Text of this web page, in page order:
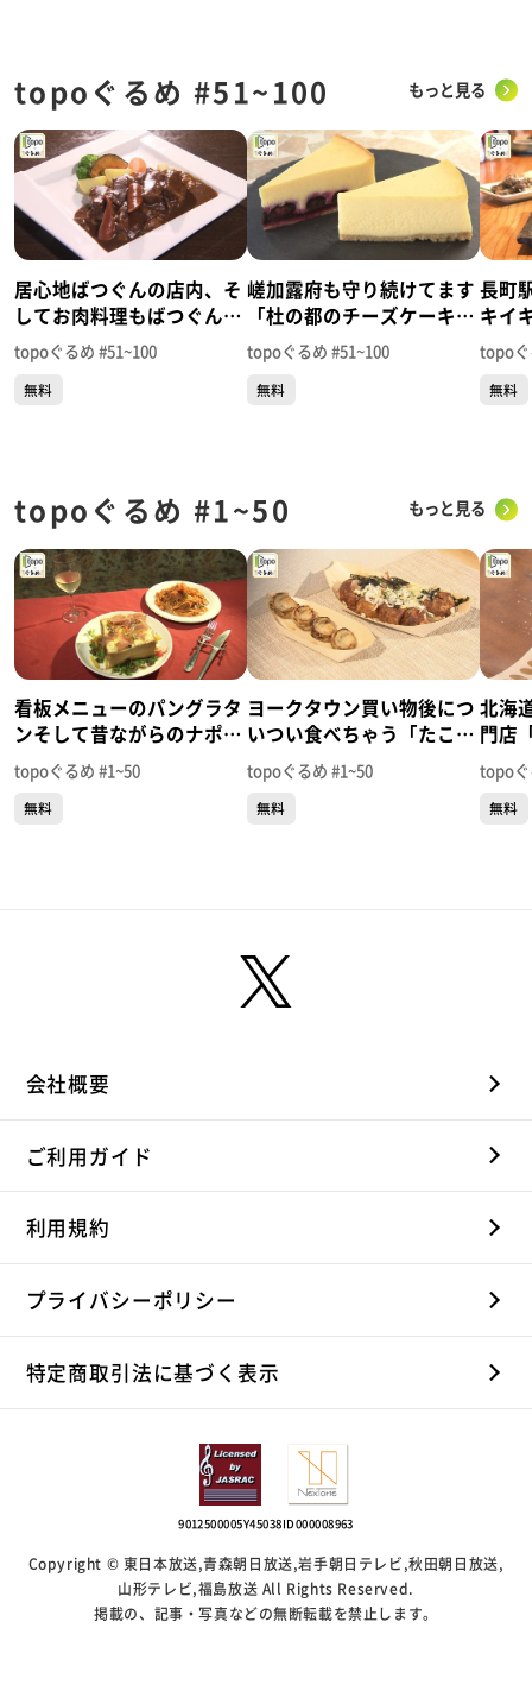
topoぐるめ #51~100 もっと見る
居心地ばつぐんの店内、そ
してお肉料理もばつぐん！
「MEINA」（若林区清水小
路）＃100【topoぐるめ】
topoぐるめ #51~100
無料
嵯加露府も守り続けてます
「杜の都のチーズケーキ工
房 yuzuki」（太白区東大
野田）＃99【topoぐる
め】
topoぐるめ #51~100
無料
長町
キイ
Ｒ」
98
topoぐ
無料
topoぐるめ #1~50 もっと見る
看板メニューのパングラタ
ンそして昔ながらのナポ
「WEST POINT」（青葉区
中央）＃50【topoぐる
め】
topoぐるめ #1~50
無料
ヨークタウン買い物後につ
いつい食べちゃう「たこ焼
き海鮮焼きはまや」（若林
区若林）＃49【topoぐる
め】
topoぐるめ #1~50
無料
北海
門店
仙台
と長
め】
topoぐ
無料
会社概要
ご利用ガイド
利用規約
プライバシーポリシー
特定商取引法に基づく表示
9012500005Y45038 ID000008963
Copyright © 東日本放送,青森朝日放送,岩手朝日テレビ,秋田朝日放送,
山形テレビ,福島放送 All Rights Reserved.
掲載の、記事・写真などの無断転載を禁止します。